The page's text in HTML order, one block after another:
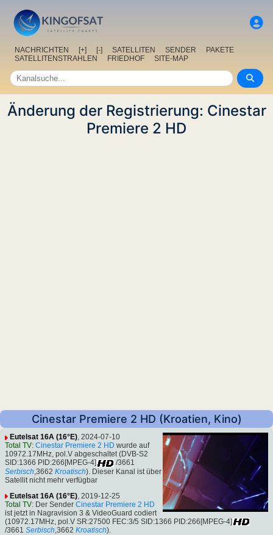
NACHRICHTEN [+] [-] SATELLITEN SENDER
PAKETE
SATELLITENSTRAHLEN
FRIEDHOF SITE-MAP
Änderung der Registrierung: Cinestar
Premiere 2 HD
Cinestar Premiere 2 HD (Kroatien, Kino)
Eutelsat 16A (16°E), 2024-07-10
Total TV: Cinestar Premiere 2 HD wurde auf
10972.17MHz, pol.V abgeschaltet (DVB-S2
SID:1366 PID:266[MPEG-4]
/3661
Serbisch ,3662 Kroatisch). Dieser Kanal ist über
Satellit nicht mehr verfügbar
Eutelsat 16A (16°E) , 2019-12-25
Total TV: Der Sender Cinestar Premiere 2 HD
ist jetzt in Nagravision 3 & VideoGuard codiert
(10972.17MHz, pol.V SR:27500 FEC:3/5 SID:1366 PID:266[MPEG-4]
/3661 Serbisch,3662 Kroatisch).